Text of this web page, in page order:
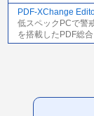
PDF-XChange
低スペックPCで警
を搭載したPDF総合